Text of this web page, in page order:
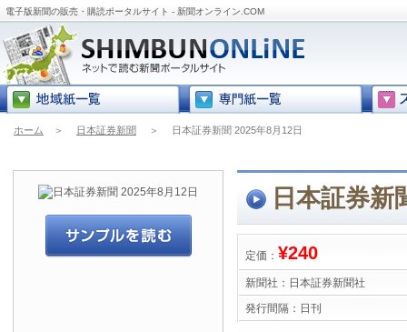
電子版新聞の販売・購読ポータルサイト - 新聞オンライン.COM
ホーム ＞ 日本証券新聞 ＞ 日本証券新聞 2025年8月12日
日本証券新
定価： ¥240
新聞社： 日本証券新聞社
発行間隔： 日刊